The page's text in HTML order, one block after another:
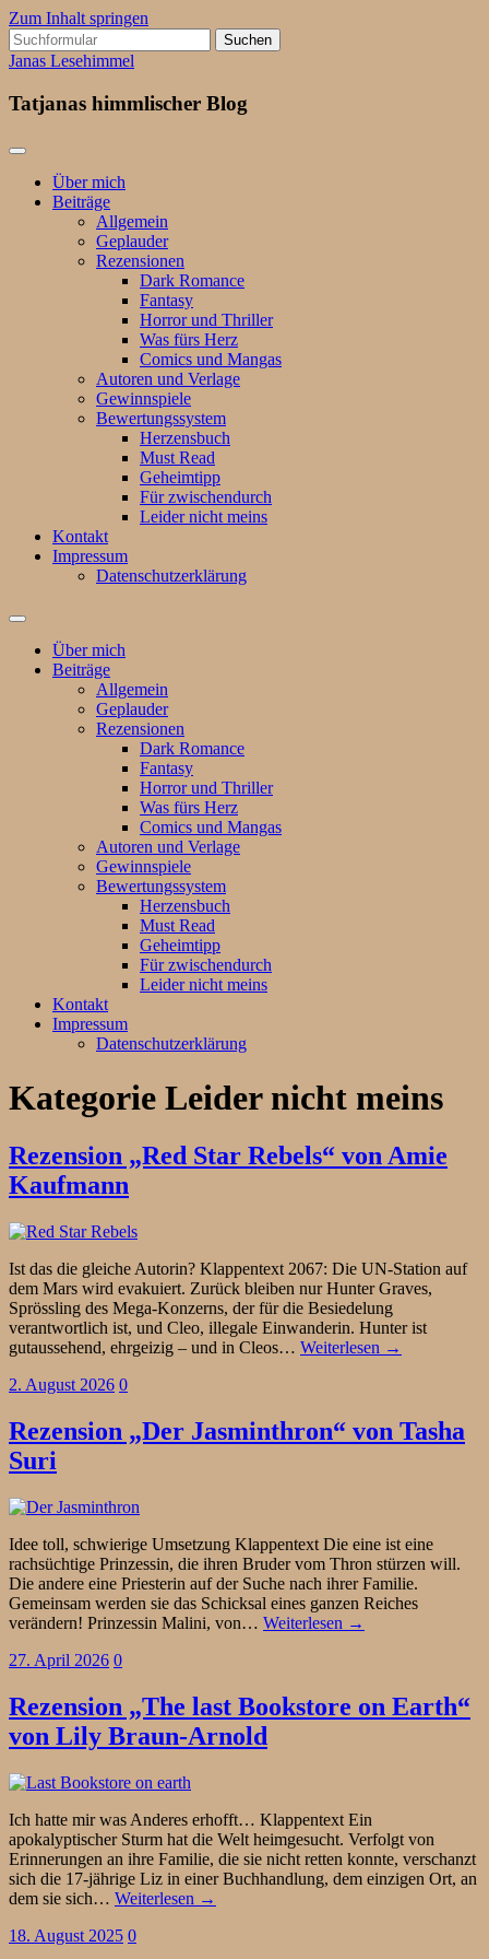
Zum Inhalt springen
Suchen
nach:
Janas Lesehimmel
Tatjanas himmlischer Blog
Über mich
Beiträge
Allgemein
Geplauder
Rezensionen
Dark Romance
Fantasy
Horror und Thriller
Was fürs Herz
Comics und Mangas
Autoren und Verlage
Gewinnspiele
Bewertungssystem
Herzensbuch
Must Read
Geheimtipp
Für zwischendurch
Leider nicht meins
Kontakt
Impressum
Datenschutzerklärung
Suchfeld
ein-/ausblenden
Über mich
Beiträge
Allgemein
Geplauder
Rezensionen
Dark Romance
Fantasy
Horror und Thriller
Was fürs Herz
Comics und Mangas
Autoren und Verlage
Gewinnspiele
Bewertungssystem
Herzensbuch
Must Read
Geheimtipp
Für zwischendurch
Leider nicht meins
Kontakt
Impressum
Datenschutzerklärung
Kategorie Leider nicht meins
Rezension „Red Star Rebels“ von Amie
Kaufmann
Ist das die gleiche Autorin? Klappentext 2067: Die UN-Station auf
dem Mars wird evakuiert. Zurück bleiben nur Hunter Graves,
Sprössling des Mega-Konzerns, der für die Besiedelung
verantwortlich ist, und Cleo, illegale Einwanderin. Hunter ist
gutaussehend, ehrgeizig – und in Cleos… Weiterlesen →
2. August 2026 0
Rezension „Der Jasminthron“ von Tasha
Suri
Idee toll, schwierige Umsetzung Klappentext Die eine ist eine
rachsüchtige Prinzessin, die ihren Bruder vom Thron stürzen will.
Die andere eine Priesterin auf der Suche nach ihrer Familie.
Gemeinsam werden sie das Schicksal eines ganzen Reiches
verändern! Prinzessin Malini, von… Weiterlesen →
27. April 2026 0
Rezension „The last Bookstore on Earth“
von Lily Braun-Arnold
Ich hatte mir was Anderes erhofft… Klappentext Ein
apokalyptischer Sturm hat die Welt heimgesucht. Verfolgt von
Erinnerungen an ihre Familie, die sie nicht retten konnte, verschanzt
sich die 17-jährige Liz in einer Buchhandlung, dem einzigen Ort, an
dem sie sich… Weiterlesen →
18. August 2025 0